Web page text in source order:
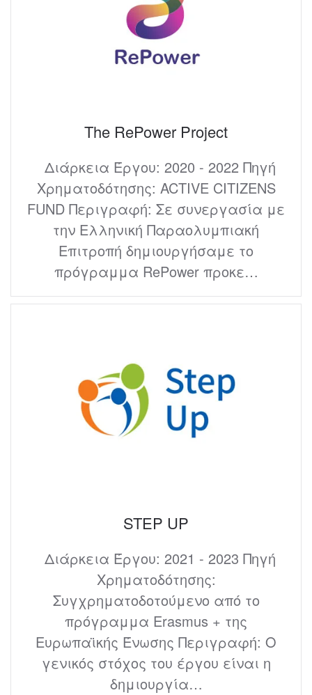
The RePower Project
Διάρκεια Έργου: 2020 - 2022 Πηγή
Χρηματοδότησης: ACTIVE CITIZENS
FUND Περιγραφή: Σε συνεργασία με
την Ελληνική Παραολυμπιακή
Επιτροπή δημιουργήσαμε το
πρόγραμμα RePower προκε…
STEP UP
Διάρκεια Έργου: 2021 - 2023 Πηγή
Χρηματοδότησης:
Συγχρηματοδοτούμενο από το
πρόγραμμα Erasmus + της
Ευρωπαϊκής Ένωσης Περιγραφή: Ο
γενικός στόχος του έργου είναι η
δημιουργία…